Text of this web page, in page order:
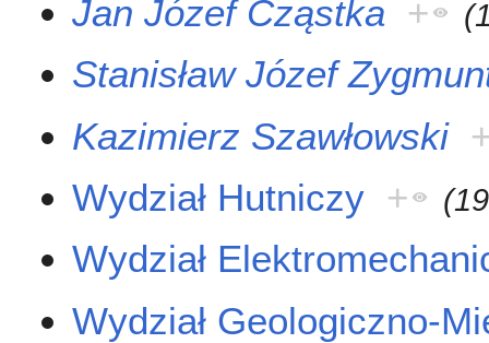
Jan Józef Cząstka + (
Stanisław Józef
Kazimierz Szawłowski
Wydział Hutniczy + (
Wydział
Wydział Geologiczno-